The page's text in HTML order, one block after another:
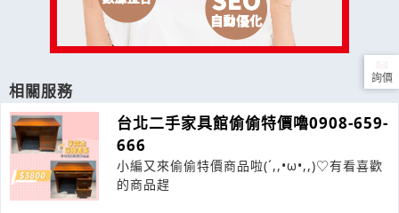
相關服務
台北二手家具館偷偷特價嚕0908-659-
666
小編又來偷偷特價商品啦(´,,•ω•,,)♡有看喜歡
的商品趕
詢價